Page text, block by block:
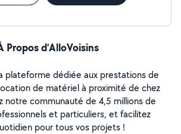
Propos d’AlloVoisins
plateforme dédiée aux prestations de
de matériel à proximité de chez
notre communauté de 4,5 millions de
et particuliers, et facilitez
pour tous vos projets !